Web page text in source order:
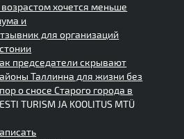
возрастом хочется меньше
и
для организаций
председатели скрывают
Таллинна для жизни без
о сносе Старого города в
TURISM JA KOOLITUS MTÜ